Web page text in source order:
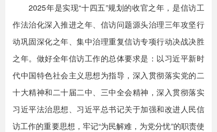
2025年是实现“十四五”规划的收官之年，是信访工
作法治化深入推进之年、信访问题源头治理三年攻坚行
动巩固深化之年、集中治理重复信访专项行动决战决胜
之年。做好全年信访工作的总体要求是：以习近平新时
代中国特色社会主义思想为指导，深入贯彻落实党的二
十大精神和二十届二中、三中全会精神，深入贯彻落实
习近平法治思想、习近平总书记关于加强和改进人民信
访工作的重要思想，牢记“为民解难，为党分忧”的职责使